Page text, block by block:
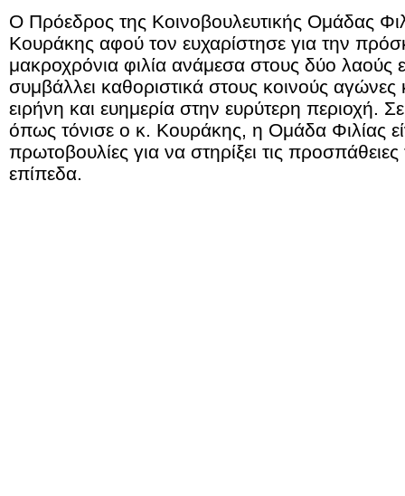
O Πρόεδρος της Κοινοβουλευτικής Ομάδας
Κουράκης αφού τον ευχαρίστησε για την
μακροχρόνια φιλία ανάμεσα στους δύο λαούς
συμβάλλει καθοριστικά στους κοινούς αγώνες
ειρήνη και ευημερία στην ευρύτερη περιοχή.
όπως τόνισε ο κ. Κουράκης, η Ομάδα Φιλίας
πρωτοβουλίες για να στηρίξει τις
επίπεδα.